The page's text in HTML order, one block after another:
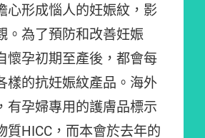
心形成惱人的妊娠紋，影
。為了預防和改善妊娠
懷孕初期至產後，都會每
樣的抗妊娠紋產品。海外
有孕婦專用的護膚品標示
質HICC，而本會於去年的